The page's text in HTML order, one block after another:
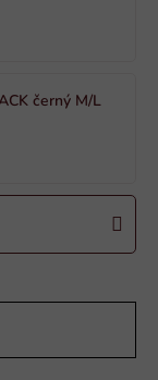
černý M/L